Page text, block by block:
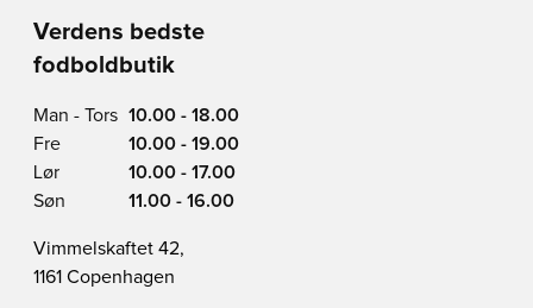
Verdens bedste
fodboldbutik
Man - Tors 10.00 - 18.00
Fre
10.00 - 19.00
Lør
10.00 - 17.00
Søn
11.00 - 16.00
Vimmelskaftet 42,
1161 Copenhagen